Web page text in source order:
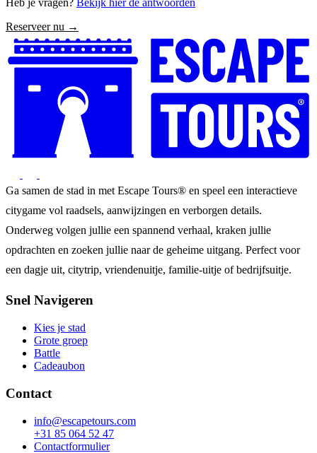
Reserveer nu →
Ga samen de stad in met Escape Tours® en speel een interactieve
citygame vol raadsels, aanwijzingen en verborgen details.
Onderweg volgen jullie een spannend verhaal, kraken jullie
opdrachten en zoeken jullie naar de geheime uitgang. Perfect voor
een dagje uit, citytrip, vriendenuitje, familie-uitje of bedrijfsuitje.
Snel Navigeren
Kies je stad
Grote groep
Battle
Cadeaubon
Contact
info@escapetours.com
+31 85 064 52 47
Contactformulier